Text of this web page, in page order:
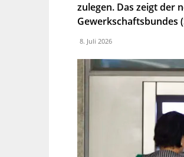
zulegen. Das zeigt der
Gewerkschaftsbundes
8. Juli 2026
stimmst Du zu, dass die SP Dich auf